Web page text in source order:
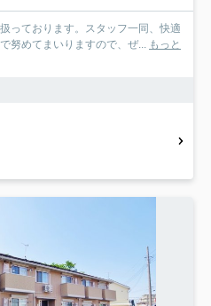
っております。スタッフ一同、快適
努めてまいりますので、ぜ... もっと